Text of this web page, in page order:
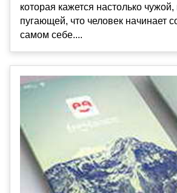
которая кажется настолько
пугающей, что человек начинает
самом себе....